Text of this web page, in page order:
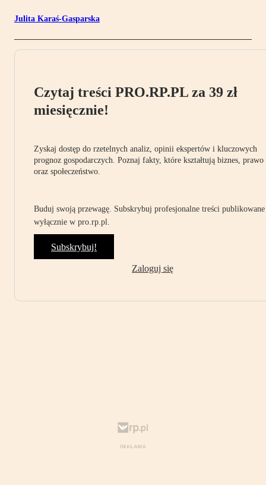
Julita Karaś-Gasparska
Czytaj treści PRO.RP.PL za 39 zł
miesięcznie!
Zyskaj dostęp do rzetelnych analiz, opinii ekspertów i kluczowych
prognoz gospodarczych. Poznaj fakty, które kształtują biznes, prawo
oraz społeczeństwo.
Buduj swoją przewagę. Subskrybuj profesjonalne treści publikowane
wyłącznie w pro.rp.pl.
Subskrybuj!
Zaloguj się